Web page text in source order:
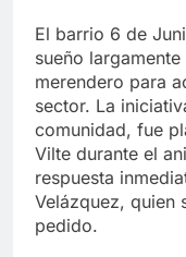
El barrio 6 de
sueño
merendero para
sector. La
comunidad, fue
Vilte durante el
respuesta
Velázquez, quien
pedido.